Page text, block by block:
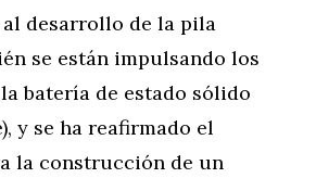
desarrollo de la pila
se están impulsando los
batería de estado sólido
y se ha reafirmado el
la construcción de un